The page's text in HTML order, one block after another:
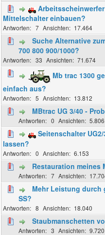
Mittelschalter einbauen?
7 17.464
Suche Alternative
700 800 900/1000?
33 71.674
Mb trac 1300
einfach aus?
5 13.812
MBtrac UG 3/40 -
0 5.806
Seitenschalter
lassen?
0 6.153
Restauration meines
7
Mehr Leistung durch
SS?
8 18.040
Staubmanschetten
3 9.720